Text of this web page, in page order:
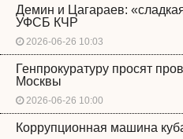
Демин и Цагараев:
УФСБ КЧР
2026-06-26 10:03
Генпрокуратуру просят
Москвы
2026-06-26 10:00
Коррупционная машина